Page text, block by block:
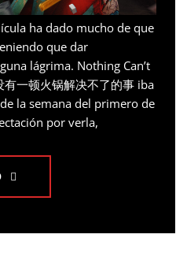
ha dado mucho de que
que dar
lágrima. Nothing Can’t
一顿火锅解决不了的事 iba
la semana del primero de
por verla,